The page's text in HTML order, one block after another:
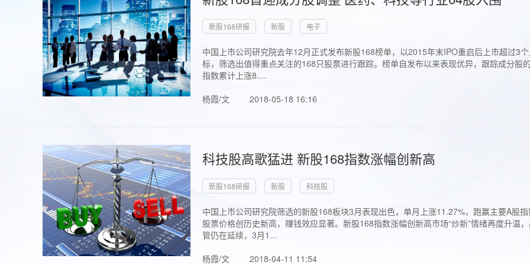
新股168研报 新股 电子
中国上市公司研究院去年12月正式发布新股168榜单，以2015年末IPO重启后上市超过3
标，筛选出值得重点关注的168只股票进行跟踪。榜单自发布以来表现优异，跟踪成分
指数累计上涨8....
杨霞/文
2018-05-18 16:16
科技股高歌猛进 新股168指数涨幅创新高
新股168研报 新股 科技股
中国上市公司研究院筛选的新股168板块3月表现出色，单月上涨11.27%，跑赢主要A股
股票价格创历史新高，赚钱效应显著。新股168指数涨幅创新高市场“炒新”情绪再度升温
管仍在延续，3月1...
杨霞/文
2018-04-11 11:54